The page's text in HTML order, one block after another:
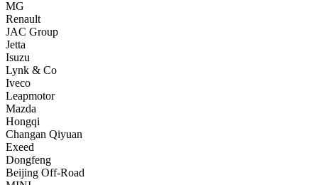
MG
Renault
JAC Group
Jetta
Isuzu
Lynk & Co
Iveco
Leapmotor
Mazda
Hongqi
Changan Qiyuan
Exeed
Dongfeng
Beijing Off-Road